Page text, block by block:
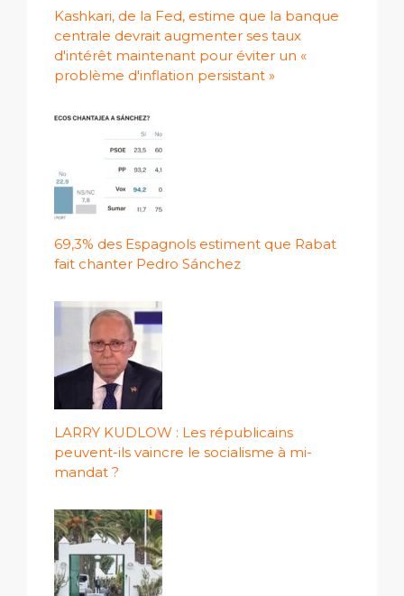
Kashkari, de la Fed, estime que la banque
centrale devrait augmenter ses taux
d'intérêt maintenant pour éviter un «
problème d'inflation persistant »
69,3% des Espagnols estiment que Rabat
fait chanter Pedro Sánchez
LARRY KUDLOW : Les républicains
peuvent-ils vaincre le socialisme à mi-
mandat ?